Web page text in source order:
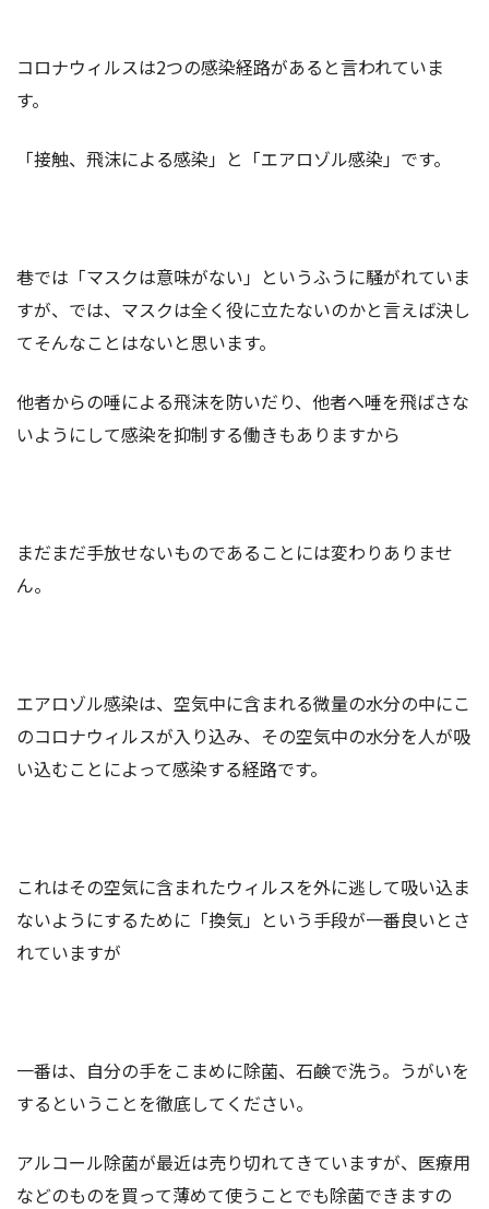
コロナウィルスは2つの感染経路があると言われていま
す。
「接触、飛沫による感染」と「エアロゾル感染」です。
巷では「マスクは意味がない」というふうに騒がれていま
すが、では、マスクは全く役に立たないのかと言えば決し
てそんなことはないと思います。
他者からの唾による飛沫を防いだり、他者へ唾を飛ばさな
いようにして感染を抑制する働きもありますから
まだまだ手放せないものであることには変わりありませ
ん。
エアロゾル感染は、空気中に含まれる微量の水分の中にこ
のコロナウィルスが入り込み、その空気中の水分を人が吸
い込むことによって感染する経路です。
これはその空気に含まれたウィルスを外に逃して吸い込ま
ないようにするために「換気」という手段が一番良いとさ
れていますが
一番は、自分の手をこまめに除菌、石鹸で洗う。うがいを
するということを徹底してください。
アルコール除菌が最近は売り切れてきていますが、医療用
などのものを買って薄めて使うことでも除菌できますの